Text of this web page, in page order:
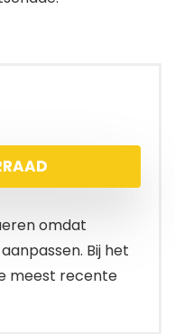
omdat
Bij het
meest recente